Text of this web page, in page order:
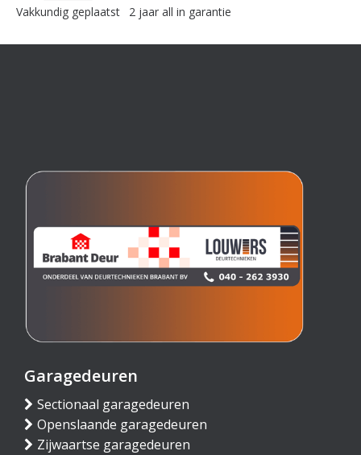
Vakkundig geplaatst 2 jaar all in garantie
Garagedeuren
Sectionaal garagedeuren
Openslaande garagedeuren
Zijwaartse garagedeuren